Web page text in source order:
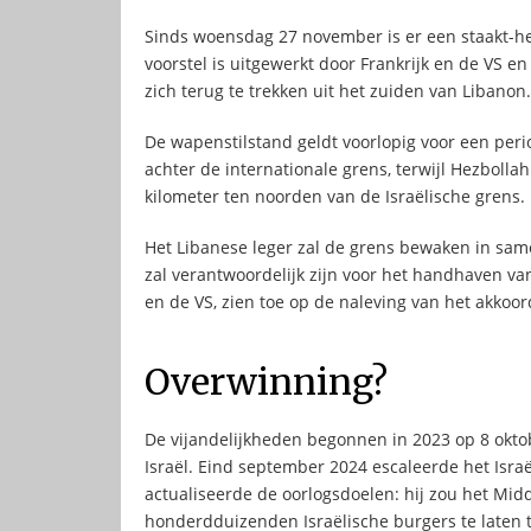
Sinds woensdag 27 november is er een staakt-
voorstel is uitgewerkt door Frankrijk en de VS
zich terug te trekken uit het zuiden van Libanon.
De wapenstilstand geldt voorlopig voor een
achter de internationale grens, terwijl
kilometer ten noorden van de Israëlische grens.
Het Libanese leger zal de grens bewaken in
zal verantwoordelijk zijn voor het handhaven
en de VS, zien toe op de naleving van het
Overwinning?
De vijandelijkheden begonnen in 2023 op 8
Israël. Eind september 2024 escaleerde het
actualiseerde de oorlogsdoelen: hij zou het
honderdduizenden Israëlische burgers te